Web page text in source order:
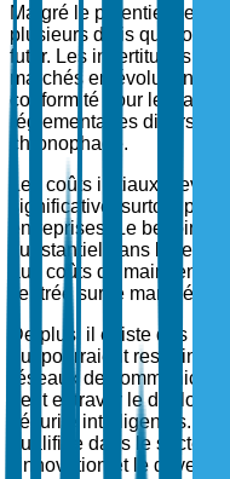
Malgré le potentiel de
plusieurs défis qui
futur. Les incertitudes
marchés en évolution,
conformité pour les
réglementaires divers
chronophage.
Les coûts initiaux
significative, surtout
entreprises. Le besoin
substantiel dans la
aux coûts de maintien
l'entrée sur le marché.
De plus, il existe des
qui pourraient
réseaux de
peut entraver le
sécurité intelligentes.
qualifiée dans le
l'innovation et le